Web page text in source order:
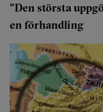
"Den största
en förhandling